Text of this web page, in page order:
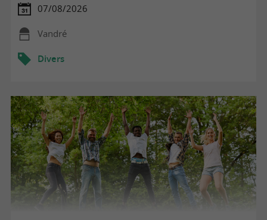
07/08/2026
Vandré
Divers